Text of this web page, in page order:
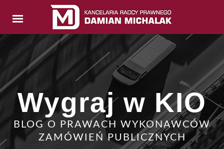
Wygraj w KIO
BLOG O PRAWACH WYKONAWCÓW
ZAMÓWIEŃ PUBLICZNYCH